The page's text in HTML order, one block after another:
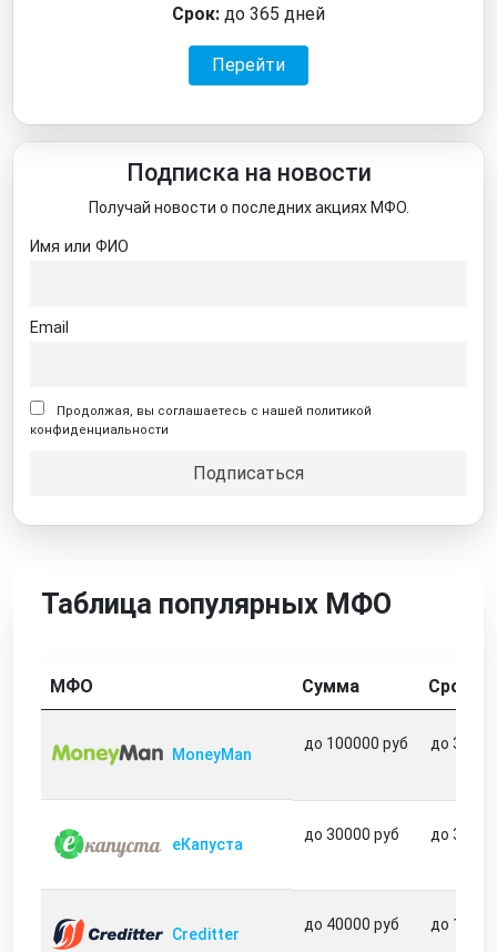
Срок: до 365 дней
Перейти
Подписка на новости
Получай новости о последних акциях МФО.
Имя или ФИО
Email
Продолжая, вы соглашаетесь с нашей политикой
конфиденциальности
Таблица популярных МФО
МФО Сумма Срок
MoneyMan
до 100000 руб до 365
еКапуста
до 30000 руб до 31
Creditter
до 40000 руб до 180